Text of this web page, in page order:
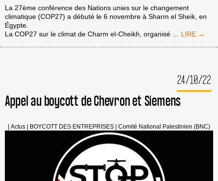
La 27ème conférence des Nations unies sur le changement
climatique (COP27) a débuté le 6 novembre à Sharm el Sheik, en
Égypte.
La COP27 sur le climat de Charm el-Cheikh, organisé … #COP27
UN
ENJEU
JUSTICE
24/10/22
Appel au boycott de Chevron et Siemens
Actus| BOYCOTT DES ENTREPRISES| Comité National Palestinien (BNC)